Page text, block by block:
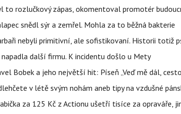
to rozlučkový zápas, okomentoval promotér
snědl sýr a zemřel. Mohla za to běžná bakterie
nebyli primitivní, ale sofistikovaní. Historii totiž
napadla další firmu. K incidentu došlo u Mety
Bobek a jeho největší hit: Píseň „Veď mě dál,
v létě svým nohám aneb tipy na vzdušné
za 125 Kč z Actionu ušetří tisíce za opraváře,